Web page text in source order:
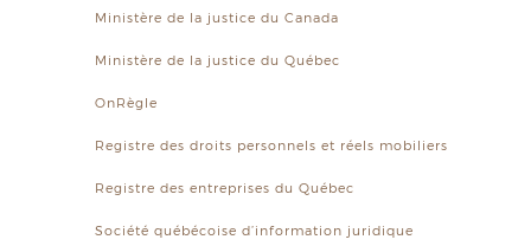
Ministère de la justice du Canada
Ministère de la justice du Québec
OnRègle
Registre des droits personnels et réels mobiliers
Registre des entreprises du Québec
Société québécoise d’information juridique